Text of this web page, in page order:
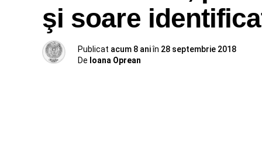
şi soare
Publicat acum 8 aniîn 28 septembrie 2018
De Ioana Oprean